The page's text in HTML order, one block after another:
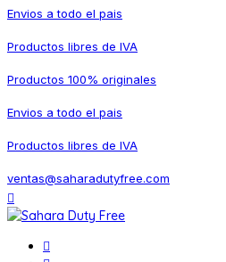
Envios a todo el pais
Productos libres de IVA
Productos 100% originales
Envios a todo el pais
Productos libres de IVA
ventas@saharadutyfree.com